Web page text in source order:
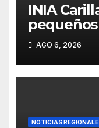
INIA
Araucanía
AGO 6, 2026
NOTICIAS